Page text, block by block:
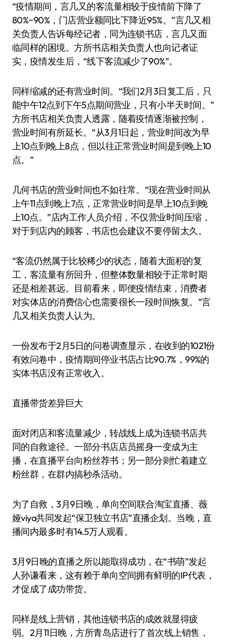
“疫情期间，言几又的客流量相较于疫情前下降了
80%~90%，门店营业额同比下降近95%。”言几又相
关负责人告诉每经记者，同为连锁书店，言几又面
临同样的困境。方所书店相关负责人也向记者证
实，疫情发生后，“线下客流减少了90%”。
同样缩减的还有营业时间。“我们2月3日复工后，只
能中午12点到下午5点期间营业，只有小半天时间。”
方所书店相关负责人透露，随着疫情逐渐被控制，
营业时间有所延长。“从3月1日起，营业时间改为早
上10点到晚上8点，但以往正常营业时间是到晚上10
点。”
几何书店的营业时间也不如往常。“现在营业时间从
上午11点到晚上7点，正常营业时间是早上10点到晚
上10点。”店内工作人员介绍，不仅营业时间压缩，
对于到店内的顾客，书店也会建议不要停留太久。
“客流仍然属于比较稀少的状态，随着大面积的复
工，客流量有所回升，但整体数量相较于正常时期
还是相差甚远。目前看来，即便疫情结束，消费者
对实体店的消费信心也需要很长一段时间恢复。”言
几又相关负责人认为。
一份发布于2月5日的问卷调查显示，在收到的1021份
有效问卷中，疫情期间停业书店占比90.7%，99%的
实体书店没有正常收入。
直播带货差异巨大
面对闭店和客流量减少，转战线上成为连锁书店共
同的自救途径。一部分书店店员摇身一变成为主
播，在直播平台向粉丝荐书；另一部分则忙着建立
粉丝群，在群内搞秒杀活动。
为了自救，3月9日晚，单向空间联合淘宝直播、薇
娅viya共同发起“保卫独立书店”直播企划。当晚，直
播间内最多时有14.5万人观看。
3月9日晚的直播之所以能取得成功，在“书萌”发起
人孙谦看来，这有赖于单向空间拥有鲜明的IP代表，
才促成了成功带货。
同样是线上营销，其他连锁书店的成效就显得疲
弱。2月11日晚，方所青岛店进行了首次线上销售，